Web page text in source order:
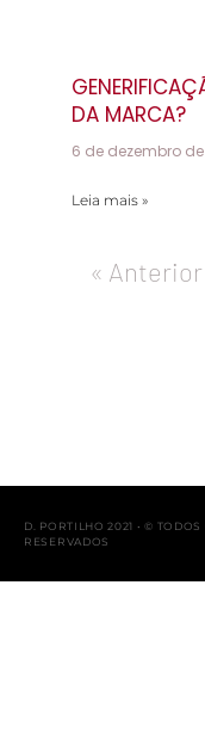
DA MARCA?
6 de dezembro de
Leia mais »
« Anterior
D. PORTILHO 2021 • ©
RESERVADOS